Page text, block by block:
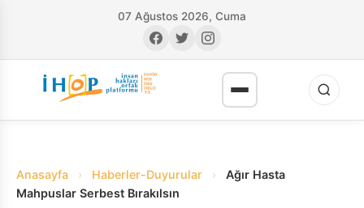
07 Ağustos 2026, Cuma
Anasayfa › Haberler-Duyurular ›
Ağır Hasta
Mahpuslar Serbest Bırakılsın